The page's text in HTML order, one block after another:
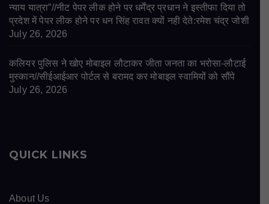
न्याय यात्रा”//नीट पेपर लीक होने पर धर्मेंद्र प्रधान ने इस्तीफा दिया तो
प्रदेश में पेपर लीक होने पर धन सिंह रावत क्यों नही देते:रमेश चंद्र जोशी
July 26, 2026
कलियर पुलिस ने खोए मोबाइल लौटाकर जीता जनता का भरोसा-लौटाई
मुस्कान//सीईआईआर पोर्टल से बरामद कर मोबाइल स्वामियों को सौंपे
July 26, 2026
QUICK LINKS
About Us